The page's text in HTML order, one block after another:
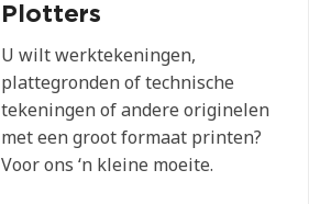
Plotters
U wilt werktekeningen,
plattegronden of technische
tekeningen of andere originelen
met een groot formaat printen?
Voor ons ‘n kleine moeite.